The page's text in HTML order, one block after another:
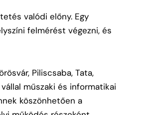
valódi előny. Egy
felmérést végezni, és
Piliscsaba, Tata,
műszaki és informatikai
köszönhetően a